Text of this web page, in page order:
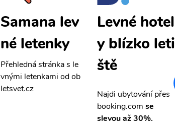
Samana lev
né letenky
Přehledná stránka s le
vnými letenkami od ob
letsvet.cz
Levné hotel
y blízko leti
ště
Najdi ubytování přes
booking.com se
slevou až 30%.